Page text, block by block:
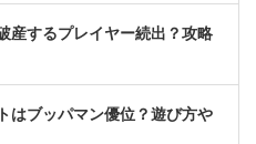
産するプレイヤー続出？攻略
はブッパマン優位？遊び方や